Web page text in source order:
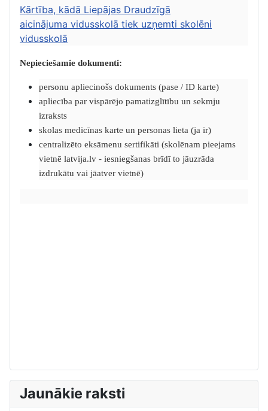
Kārtība, kādā Liepājas Draudzīgā
aicinājuma vidusskolā tiek uzņemti skolēni
vidusskolā
Nepieciešamie dokumenti:
personu apliecinošs dokuments (pase / ID karte)
apliecība par vispārējo pamatizglītību un sekmju
izraksts
skolas medicīnas karte un personas lieta (ja ir)
centralizēto eksāmenu sertifikāti (skolēnam pieejams
vietnē latvija.lv - iesniegšanas brīdī to jāuzrāda
izdrukātu vai jāatver vietnē)
Jaunākie raksti